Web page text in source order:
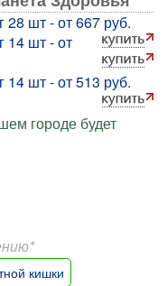
28 шт - от 667 руб.
14 шт - от
14 шт - от 513 руб.
городе будет
кишки